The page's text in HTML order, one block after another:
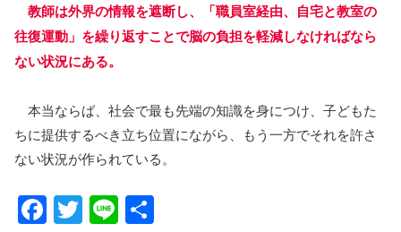
教師は外界の情報を遮断し、「職員室経由、自宅と教室の
往復運動」を繰り返すことで脳の負担を軽減しなければなら
ない状況にある。
本当ならば、社会で最も先端の知識を身につけ、子どもた
ちに提供するべき立ち位置にながら、もう一方でそれを許さ
ない状況が作られている。
F T Li